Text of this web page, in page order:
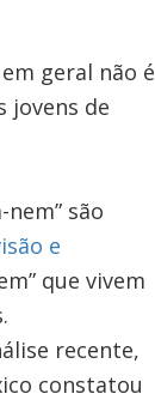
geral não é
jovens de
são
e
que vivem
recente,
constatou